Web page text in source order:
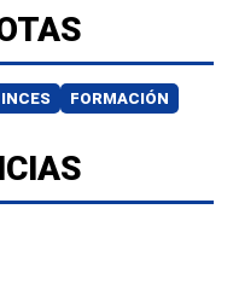
FORMACIÓN